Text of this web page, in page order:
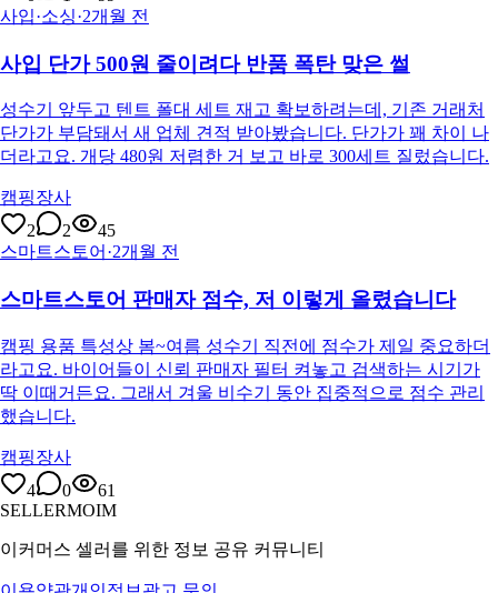
사입·소싱·2개월 전
사입 단가 500원 줄이려다 반품 폭탄 맞은 썰
성수기 앞두고 텐트 폴대 세트 재고 확보하려는데, 기존 거래처
단가가 부담돼서 새 업체 견적 받아봤습니다. 단가가 꽤 차이 나
더라고요. 개당 480원 저렴한 거 보고 바로 300세트 질렀습니다.
캠핑장사
2
2
45
스마트스토어 ·2개월 전
스마트스토어 판매자 점수, 저 이렇게 올렸습니다
캠핑 용품 특성상 봄~여름 성수기 직전에 점수가 제일 중요하더
라고요. 바이어들이 신뢰 판매자 필터 켜놓고 검색하는 시기가
딱 이때거든요. 그래서 겨울 비수기 동안 집중적으로 점수 관리
했습니다.
캠핑장사
4
0
61
SELLERMOIM
이커머스 셀러를 위한 정보 공유 커뮤니티